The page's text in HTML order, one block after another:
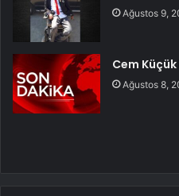
Ağustos 9,
Cem
Ağustos 8,